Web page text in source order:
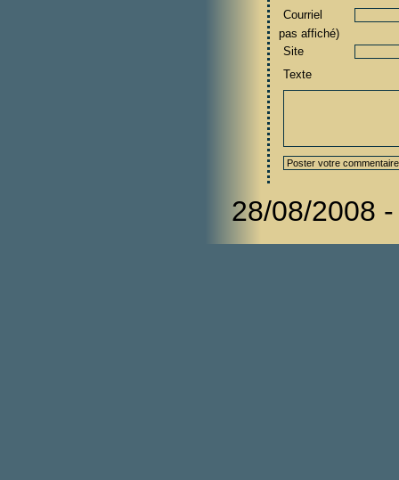
Courriel
pas affiché)
Site
Texte
28/08/2008